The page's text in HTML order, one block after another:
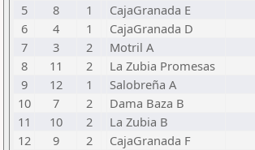
5
8 1 CajaGranada E
6
4 1 CajaGranada D
7
3 2 Motril A
8
11 2 La Zubia Promesas
9
12 1 Salobreña A
10
7 2 Dama Baza B
11
10 2 La Zubia B
12
9 2 CajaGranada F